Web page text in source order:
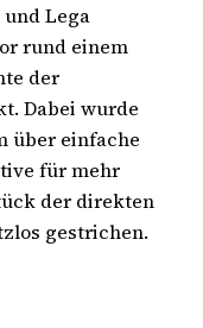
Lega
rund einem
der
Dabei wurde
über einfache
für mehr
der direkten
gestrichen.